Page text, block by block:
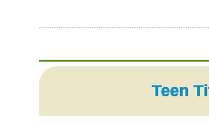
Teen